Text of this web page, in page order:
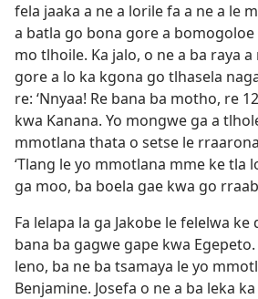
fela jaaka a ne a lorile fa a ne a le
a batla go bona gore a bomogoloe
mo tlhoile. Ka jalo, o ne a ba raya a
gore a lo ka kgona go tlhasela
re: ‘Nnyaa! Re bana ba motho, re
kwa Kanana. Yo mongwe ga a
mmotlana thata o setse le
‘Tlang le yo mmotlana mme ke tla
ga moo, ba boela gae kwa go
Fa lelapa la ga Jakobe le felelwa
bana ba gagwe gape kwa
leno, ba ne ba tsamaya le yo
Benjamine. Josefa o ne a ba leka